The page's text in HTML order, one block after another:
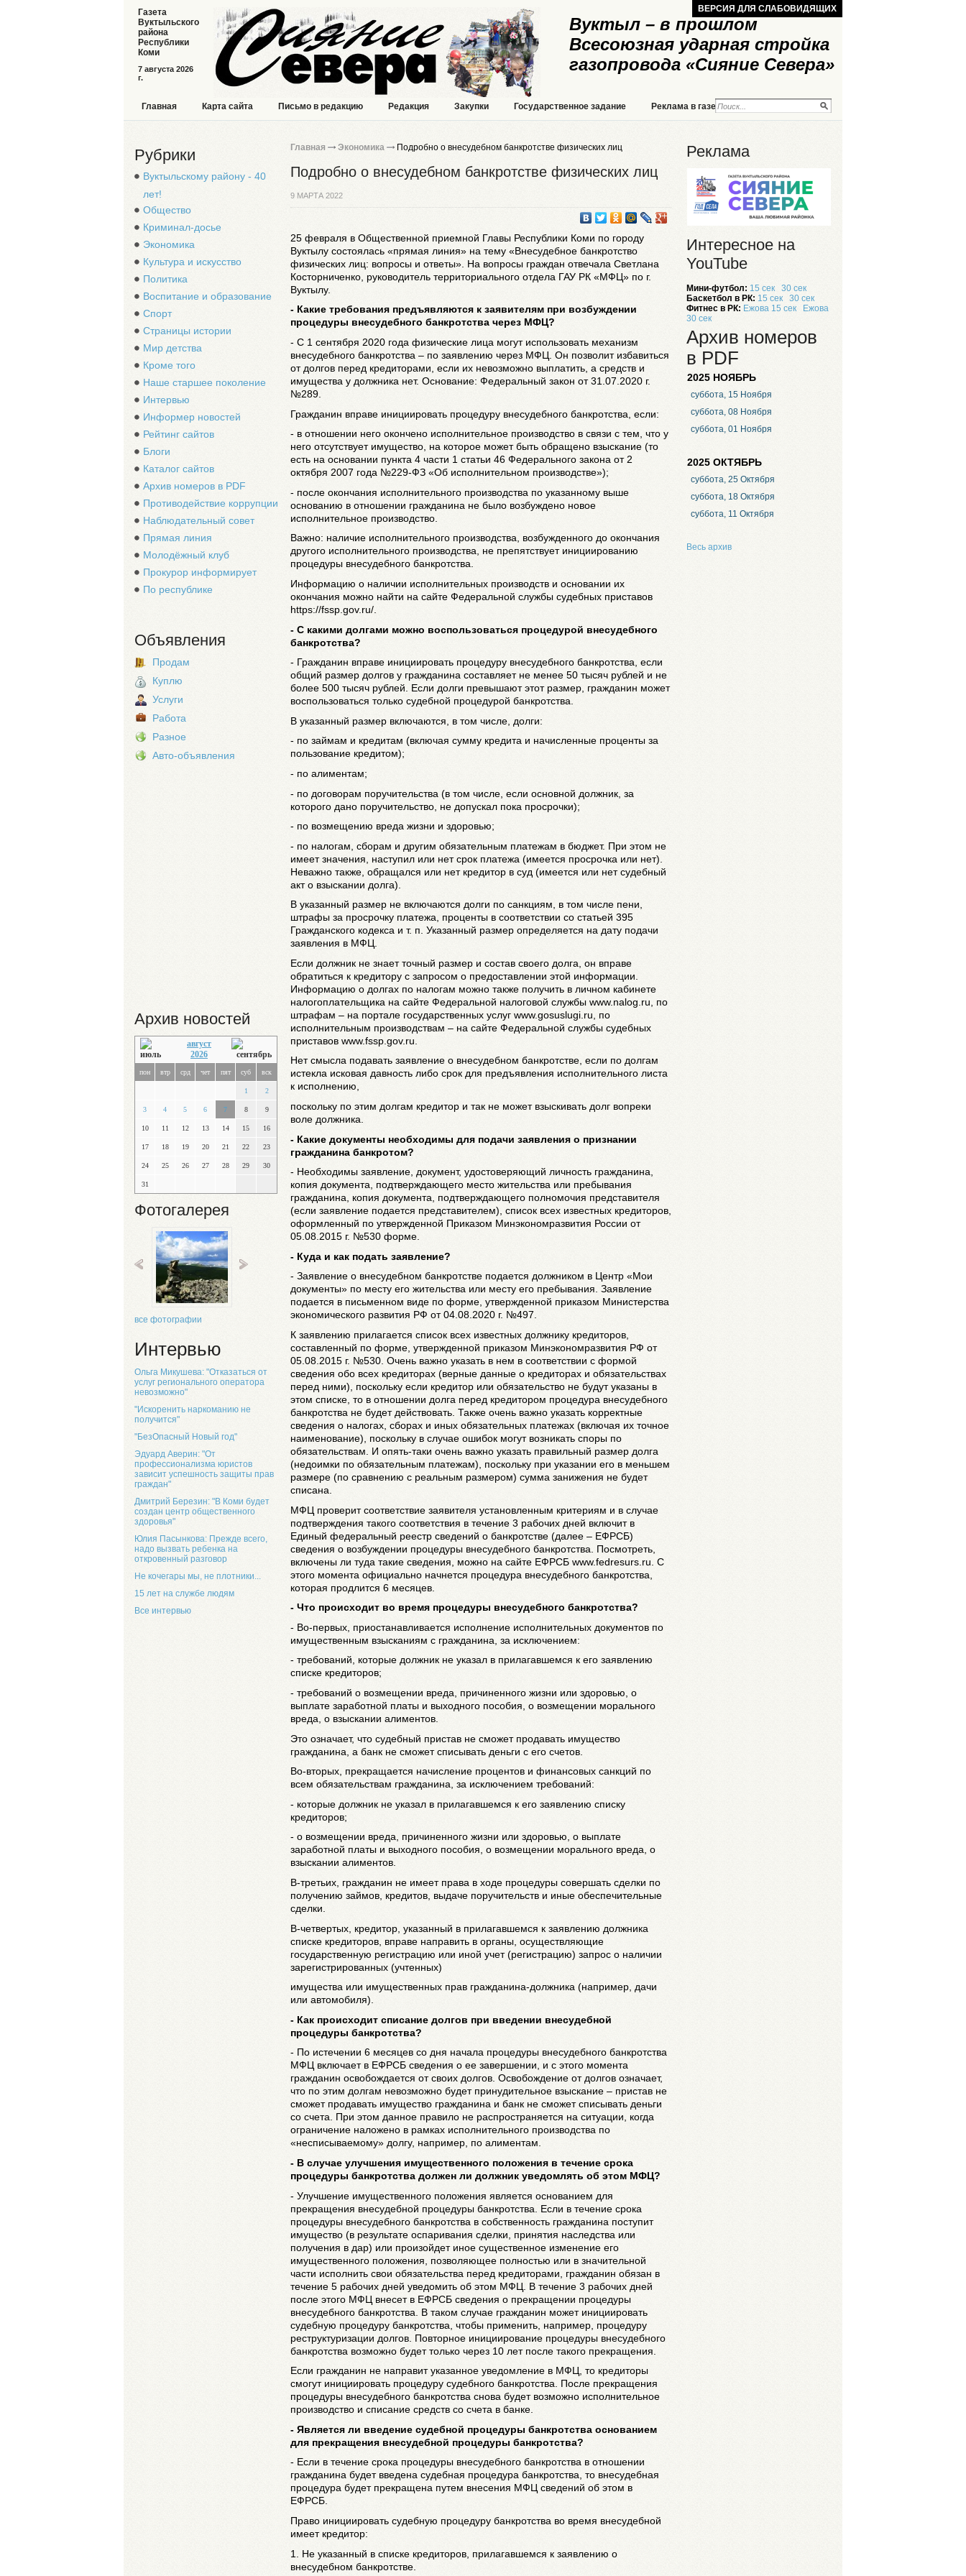
Вуктыл – в прошлом
Всесоюзная ударная стройка
газопровода «Сияние Севера»
7 августа 2026
г.
Газета
Вуктыльского
района
Республики
Коми
ВЕРСИЯ ДЛЯ СЛАБОВИДЯЩИХ
Главная Карта сайта Письмо в редакцию Редакция Закупки Государственное задание Реклама в газете Реклама на сайте
Рубрики
Вуктыльскому району - 40
лет!
Общество
Криминал-досье
Экономика
Культура и искусство
Политика
Воспитание и образование
Спорт
Страницы истории
Мир детства
Кроме того
Наше старшее поколение
Интервью
Информер новостей
Рейтинг сайтов
Блоги
Каталог сайтов
Архив номеров в PDF
Противодействие коррупции
Наблюдательный совет
Прямая линия
Молодёжный клуб
Прокурор информирует
По республике
Объявления
Продам
Куплю
Услуги
Работа
Разное
Авто-объявления
Архив новостей
август
2026
пон втр срд чет пят суб вск
1 2
3 4 5 6 7 8 9
10 11 12 13 14 15 16
17 18 19 20 21 22 23
24 25 26 27 28 29 30
31
Фотогалерея
все фотографии
Интервью
Ольга Микушева: "Отказаться от
услуг регионального оператора
невозможно"
"Искоренить наркоманию не
получится"
"БезОпасный Новый год"
Эдуард Аверин: "От
профессионализма юристов
зависит успешность защиты прав
граждан"
Дмитрий Березин: "В Коми будет
создан центр общественного
здоровья"
Юлия Пасынкова: Прежде всего,
надо вызвать ребенка на
откровенный разговор
Не кочегары мы, не плотники...
15 лет на службе людям
Все интервью
Главная Экономика Подробно о внесудебном банкротстве физических лиц
Подробно о внесудебном банкротстве физических лиц
9 МАРТА 2022
25 февраля в Общественной приемной Главы Республики Коми по городу
Вуктылу состоялась «прямая линия» на тему «Внесудебное банкротство
физических лиц: вопросы и ответы». На вопросы граждан отвечала Светлана
Косторниченко, руководитель территориального отдела ГАУ РК «МФЦ» по г.
Вуктылу.
- Какие требования предъявляются к заявителям при возбуждении
процедуры внесудебного банкротства через МФЦ?
- С 1 сентября 2020 года физические лица могут использовать механизм
внесудебного банкротства – по заявлению через МФЦ. Он позволит избавиться
от долгов перед кредиторами, если их невозможно выплатить, а средств и
имущества у должника нет. Основание: Федеральный закон от 31.07.2020 г.
№289.
Гражданин вправе инициировать процедуру внесудебного банкротства, если:
- в отношении него окончено исполнительное производство в связи с тем, что у
него отсутствует имущество, на которое может быть обращено взыскание (то
есть на основании пункта 4 части 1 статьи 46 Федерального закона от 2
октября 2007 года №229-ФЗ «Об исполнительном производстве»);
- после окончания исполнительного производства по указанному выше
основанию в отношении гражданина не было возбуждено новое
исполнительное производство.
Важно: наличие исполнительного производства, возбужденного до окончания
другого исполнительного производства, не препятствует инициированию
процедуры внесудебного банкротства.
Информацию о наличии исполнительных производств и основании их
окончания можно найти на сайте Федеральной службы судебных приставов
https://fssp.gov.ru/.
- С какими долгами можно воспользоваться процедурой внесудебного
банкротства?
- Гражданин вправе инициировать процедуру внесудебного банкротства, если
общий размер долгов у гражданина составляет не менее 50 тысяч рублей и не
более 500 тысяч рублей. Если долги превышают этот размер, гражданин может
воспользоваться только судебной процедурой банкротства.
В указанный размер включаются, в том числе, долги:
- по займам и кредитам (включая сумму кредита и начисленные проценты за
пользование кредитом);
- по алиментам;
- по договорам поручительства (в том числе, если основной должник, за
которого дано поручительство, не допускал пока просрочки);
- по возмещению вреда жизни и здоровью;
- по налогам, сборам и другим обязательным платежам в бюджет. При этом не
имеет значения, наступил или нет срок платежа (имеется просрочка или нет).
Неважно также, обращался или нет кредитор в суд (имеется или нет судебный
акт о взыскании долга).
В указанный размер не включаются долги по санкциям, в том числе пени,
штрафы за просрочку платежа, проценты в соответствии со статьей 395
Гражданского кодекса и т. п. Указанный размер определяется на дату подачи
заявления в МФЦ.
Если должник не знает точный размер и состав своего долга, он вправе
обратиться к кредитору с запросом о предоставлении этой информации.
Информацию о долгах по налогам можно также получить в личном кабинете
налогоплательщика на сайте Федеральной налоговой службы www.nalog.ru, по
штрафам – на портале государственных услуг www.gosuslugi.ru, по
исполнительным производствам – на сайте Федеральной службы судебных
приставов www.fssp.gov.ru.
Нет смысла подавать заявление о внесудебном банкротстве, если по долгам
истекла исковая давность либо срок для предъявления исполнительного листа
к исполнению,
поскольку по этим долгам кредитор и так не может взыскивать долг вопреки
воле должника.
- Какие документы необходимы для подачи заявления о признании
гражданина банкротом?
- Необходимы заявление, документ, удостоверяющий личность гражданина,
копия документа, подтверждающего место жительства или пребывания
гражданина, копия документа, подтверждающего полномочия представителя
(если заявление подается представителем), список всех известных кредиторов,
оформленный по утвержденной Приказом Минэкономразвития России от
05.08.2015 г. №530 форме.
- Куда и как подать заявление?
- Заявление о внесудебном банкротстве подается должником в Центр «Мои
документы» по месту его жительства или месту его пребывания. Заявление
подается в письменном виде по форме, утвержденной приказом Министерства
экономического развития РФ от 04.08.2020 г. №497.
К заявлению прилагается список всех известных должнику кредиторов,
составленный по форме, утвержденной приказом Минэкономразвития РФ от
05.08.2015 г. №530. Очень важно указать в нем в соответствии с формой
сведения обо всех кредиторах (верные данные о кредиторах и обязательствах
перед ними), поскольку если кредитор или обязательство не будут указаны в
этом списке, то в отношении долга перед кредитором процедура внесудебного
банкротства не будет действовать. Также очень важно указать корректные
сведения о налогах, сборах и иных обязательных платежах (включая их точное
наименование), поскольку в случае ошибок могут возникать споры по
обязательствам. И опять-таки очень важно указать правильный размер долга
(недоимки по обязательным платежам), поскольку при указании его в меньшем
размере (по сравнению с реальным размером) сумма занижения не будет
списана.
МФЦ проверит соответствие заявителя установленным критериям и в случае
подтверждения такого соответствия в течение 3 рабочих дней включит в
Единый федеральный реестр сведений о банкротстве (далее – ЕФРСБ)
сведения о возбуждении процедуры внесудебного банкротства. Посмотреть,
включены ли туда такие сведения, можно на сайте ЕФРСБ www.fedresurs.ru. С
этого момента официально начнется процедура внесудебного банкротства,
которая продлится 6 месяцев.
- Что происходит во время процедуры внесудебного банкротства?
- Во-первых, приостанавливается исполнение исполнительных документов по
имущественным взысканиям с гражданина, за исключением:
- требований, которые должник не указал в прилагавшемся к его заявлению
списке кредиторов;
- требований о возмещении вреда, причиненного жизни или здоровью, о
выплате заработной платы и выходного пособия, о возмещении морального
вреда, о взыскании алиментов.
Это означает, что судебный пристав не сможет продавать имущество
гражданина, а банк не сможет списывать деньги с его счетов.
Во-вторых, прекращается начисление процентов и финансовых санкций по
всем обязательствам гражданина, за исключением требований:
- которые должник не указал в прилагавшемся к его заявлению списку
кредиторов;
- о возмещении вреда, причиненного жизни или здоровью, о выплате
заработной платы и выходного пособия, о возмещении морального вреда, о
взыскании алиментов.
В-третьих, гражданин не имеет права в ходе процедуры совершать сделки по
получению займов, кредитов, выдаче поручительств и иные обеспечительные
сделки.
В-четвертых, кредитор, указанный в прилагавшемся к заявлению должника
списке кредиторов, вправе направить в органы, осуществляющие
государственную регистрацию или иной учет (регистрацию) запрос о наличии
зарегистрированных (учтенных)
имущества или имущественных прав гражданина-должника (например, дачи
или автомобиля).
- Как происходит списание долгов при введении внесудебной
процедуры банкротства?
- По истечении 6 месяцев со дня начала процедуры внесудебного банкротства
МФЦ включает в ЕФРСБ сведения о ее завершении, и с этого момента
гражданин освобождается от своих долгов. Освобождение от долгов означает,
что по этим долгам невозможно будет принудительное взыскание – пристав не
сможет продавать имущество гражданина и банк не сможет списывать деньги
со счета. При этом данное правило не распространяется на ситуации, когда
ограничение наложено в рамках исполнительного производства по
«несписываемому» долгу, например, по алиментам.
- В случае улучшения имущественного положения в течение срока
процедуры банкротства должен ли должник уведомлять об этом МФЦ?
- Улучшение имущественного положения является основанием для
прекращения внесудебной процедуры банкротства. Если в течение срока
процедуры внесудебного банкротства в собственность гражданина поступит
имущество (в результате оспаривания сделки, принятия наследства или
получения в дар) или произойдет иное существенное изменение его
имущественного положения, позволяющее полностью или в значительной
части исполнить свои обязательства перед кредиторами, гражданин обязан в
течение 5 рабочих дней уведомить об этом МФЦ. В течение 3 рабочих дней
после этого МФЦ внесет в ЕФРСБ сведения о прекращении процедуры
внесудебного банкротства. В таком случае гражданин может инициировать
судебную процедуру банкротства, чтобы применить, например, процедуру
реструктуризации долгов. Повторное инициирование процедуры внесудебного
банкротства возможно будет только через 10 лет после такого прекращения.
Если гражданин не направит указанное уведомление в МФЦ, то кредиторы
смогут инициировать процедуру судебного банкротства. После прекращения
процедуры внесудебного банкротства снова будет возможно исполнительное
производство и списание средств со счета в банке.
- Является ли введение судебной процедуры банкротства основанием
для прекращения внесудебной процедуры банкротства?
- Если в течение срока процедуры внесудебного банкротства в отношении
гражданина будет введена судебная процедура банкротства, то внесудебная
процедура будет прекращена путем внесения МФЦ сведений об этом в
ЕФРСБ.
Право инициировать судебную процедуру банкротства во время внесудебной
имеет кредитор:
1. Не указанный в списке кредиторов, прилагавшемся к заявлению о
внесудебном банкротстве.
Реклама
Интересное на
YouTube
Мини-футбол: 15 сек
30 сек
Баскетбол в РК: 15 сек
30 сек
Фитнес в РК: Ежова 15 сек
Ежова
30 сек
Архив номеров
в PDF
2025 НОЯБРЬ
суббота, 15 Ноября
суббота, 08 Ноября
суббота, 01 Ноября
2025 ОКТЯБРЬ
суббота, 25 Октября
суббота, 18 Октября
суббота, 11 Октября
Весь архив